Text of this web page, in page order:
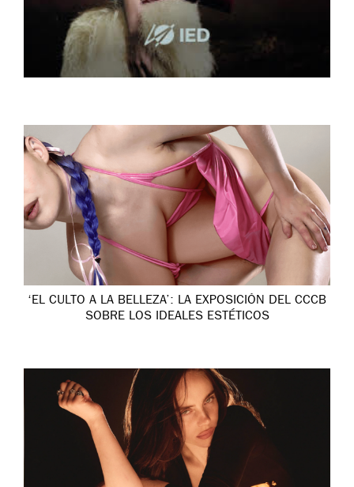
‘EL CULTO A LA BELLEZA’: LA EXPOSICIÓN DEL CCCB
SOBRE LOS IDEALES ESTÉTICOS